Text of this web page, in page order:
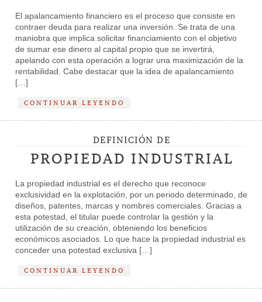
El apalancamiento financiero es el proceso que consiste en
contraer deuda para realizar una inversión. Se trata de una
maniobra que implica solicitar financiamiento con el objetivo
de sumar ese dinero al capital propio que se invertirá,
apelando con esta operación a lograr una maximización de la
rentabilidad. Cabe destacar que la idea de apalancamiento
[…]
CONTINUAR LEYENDO
DEFINICIÓN DE
PROPIEDAD INDUSTRIAL
La propiedad industrial es el derecho que reconoce
exclusividad en la explotación, por un periodo determinado, de
diseños, patentes, marcas y nombres comerciales. Gracias a
esta potestad, el titular puede controlar la gestión y la
utilización de su creación, obteniendo los beneficios
económicos asociados. Lo que hace la propiedad industrial es
conceder una potestad exclusiva […]
CONTINUAR LEYENDO